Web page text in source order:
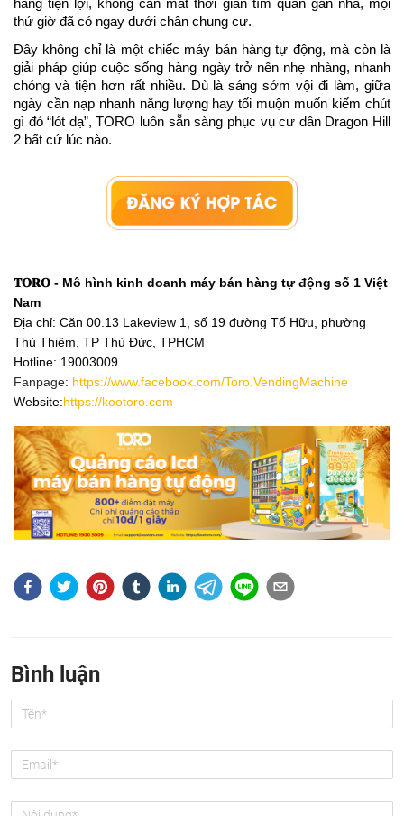
hàng tiện lợi, không cần mất thời gian tìm quán gần nhà, mọi
thứ giờ đã có ngay dưới chân chung cư.
Đây không chỉ là một chiếc máy bán hàng tự động, mà còn là
giải pháp giúp cuộc sống hàng ngày trở nên nhẹ nhàng, nhanh
chóng và tiện hơn rất nhiều. Dù là sáng sớm vội đi làm, giữa
ngày cần nạp nhanh năng lượng hay tối muộn muốn kiếm chút
gì đó “lót dạ”, TORO luôn sẵn sàng phục vụ cư dân Dragon Hill
2 bất cứ lúc nào.
𝐓𝐎𝐑𝐎 - Mô hình kinh doanh máy bán hàng tự động số 1 Việt
Nam
Địa chỉ: Căn 00.13 Lakeview 1, số 19 đường Tố Hữu, phường
Thủ Thiêm, TP Thủ Đức, TPHCM
Hotline: 19003009
Fanpage: https://www.facebook.com/Toro.VendingMachine
Website:https://kootoro.com
Bình luận